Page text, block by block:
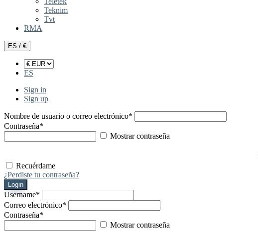
Teknim
Tvt
RMA
ES / €
ES
Sign in
Sign up
Nombre de usuario o correo electrónico*
Contraseña*
Mostrar contraseña
Recuérdame
¿Perdiste tu contraseña?
Login
Username*
Correo electrónico*
Contraseña*
Mostrar contraseña